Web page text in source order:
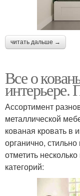
читать дальше →
Все о
интерьере.
Ассортимент
металлической
кованая кровать в
органично,
отметить
категорий: